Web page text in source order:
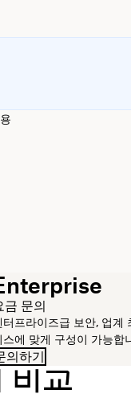
금 문의
터프라이즈급 보안, 업계
스에 맞게 구성이 가능합
의하기
비교